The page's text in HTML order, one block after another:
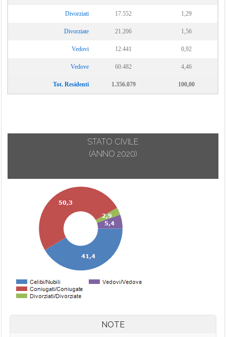
Divorziati 17.552 1,29
Divorziate 21.206 1,56
Vedovi 12.441 0,92
Vedove 60.482 4,46
Tot. Residenti 1.356.079 100,00
STATO CIVILE
(ANNO 2020)
NOTE